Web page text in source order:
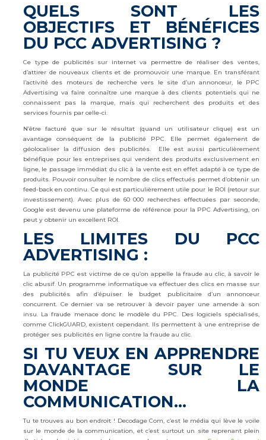
QUELS SONT LES
OBJECTIFS ET BÉNÉFICES
DU PCC ADVERTISING ?
Ce type de publicités sur internet va permettre de réaliser des ventes,
d’attirer de nouveaux clients et de promouvoir une marque. En transférant
l’activité des moteurs de recherche vers le site d’un annonceur, le PPC
Advertising va faire connaître une marque à des clients potentiels qui ne
connaissent pas la marque, mais qui recherchent des produits et des
services fournis par celle-ci.
N’être facturé que sur le résultat (quand un utilisateur clique) est un
avantage conséquent de la publicité PPC. Elle permet également de
géolocaliser la diffusion des publicités. Elle est aussi particulièrement
bénéfique pour les entreprises qui vendent des produits exclusivement en
ligne, le passage immédiat du clic à la vente est en effet adapté à ce type de
produits. Pouvoir consulter le nombre de clics effectués permet d’obtenir un
feed-back en continu. Ce qui est particulièrement utile pour le ROI (retour sur
investissement). Avec plus de 60 000 recherches effectuées par seconde,
Google est devenu une plateforme de référence pour la PPC Advertising, on
peut y obtenir un excellent ROI.
LES LIMITES DU PCC
ADVERTISING :
La publicité PPC est victime de ce qu’on appelle la fraude au clic, à savoir le
clic abusif. Un programme informatique va effectuer des clics en masse sur
des publicités afin d’épuiser le budget publicitaire d’un annonceur
concurrent. Ce dernier va se retrouver à devoir payer une amende à son
insu. La fraude menace donc le modèle du PPC. Des logiciels spécialisés,
comme ClickGUARD, existent cependant. Ils permettent à une entreprise de
protéger ses publicités en ligne contre la fraude au clic.
SI TU VEUX EN APPRENDRE
DAVANTAGE SUR LE
MONDE LA
COMMUNICATION…
Tu te trouves au bon endroit ! Decodage Com, c’est le média qui lève le voile
sur le monde de la communication, et c’est surtout un site reprenant plein